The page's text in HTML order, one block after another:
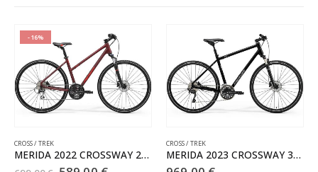
MERIDA 2022 CROSSWAY 20 W matný burgund červený MERIDA 2023 CROSSWAY 300 lesklý čierny(matný strieborný) KELLYS